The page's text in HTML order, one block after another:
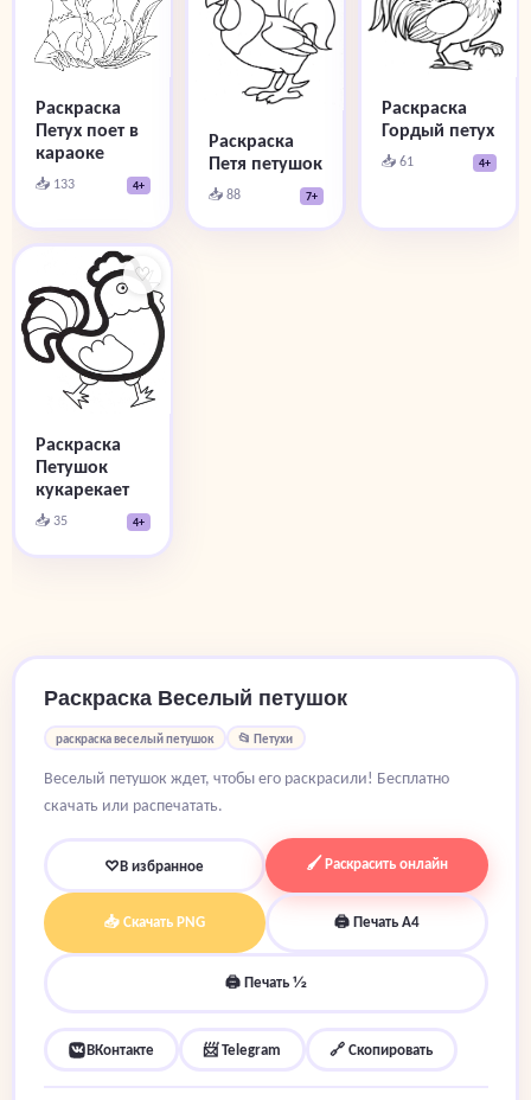
Раскраска
Петух поет в
караоке
📥 133 4+
Раскраска
Петя петушок
📥 88 7+
Раскраска
Гордый петух
📥 61 4+
♡
Раскраска
Петушок
кукарекает
📥 35 4+
Раскраска Веселый петушок
раскраска веселый петушок 📂 Петухи
Веселый петушок ждет, чтобы его раскрасили! Бесплатно
скачать или распечатать.
♡В избранное 🖌 Раскрасить онлайн
📥 Скачать PNG 🖨 Печать A4
🖨 Печать ½
ВКонтакте 📨 Telegram 🔗 Скопировать